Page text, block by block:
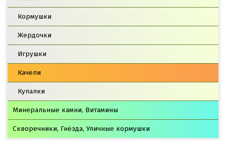
Кормушки
Жердочки
Игрушки
Качели
Купалки
Минеральные камни, Витамины
Скворечники, Гнёзда, Уличные кормушки